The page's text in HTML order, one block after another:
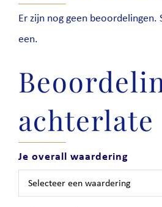
Er zijn nog geen beoordelingen.
een.
achterlate
Je overall waardering